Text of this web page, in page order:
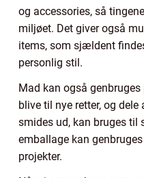
og accessories, så
miljøet. Det giver også
items, som sjældent
personlig stil.
Mad kan også
blive til nye retter, og
smides ud, kan bruges til
emballage kan
projekter.